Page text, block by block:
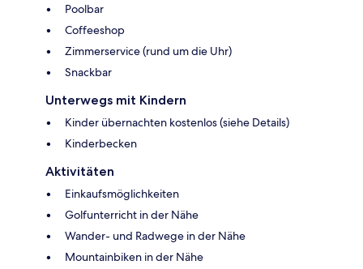
Poolbar
Coffeeshop
Zimmerservice (rund um die Uhr)
Snackbar
Unterwegs mit Kindern
Kinder übernachten kostenlos (siehe Details)
Kinderbecken
Aktivitäten
Einkaufsmöglichkeiten
Golfunterricht in der Nähe
Wander- und Radwege in der Nähe
Mountainbiken in der Nähe